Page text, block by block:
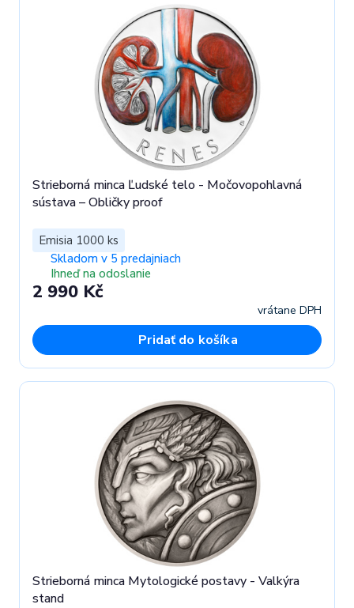
Strieborná minca Ľudské telo - Močovopohlavná
sústava – Obličky proof
Emisia 1000 ks
Skladom v 5 predajniach
Ihneď na odoslanie
2 990 Kč
vrátane DPH
Pridať do košíka
Strieborná minca Mytologické postavy - Valkýra
stand